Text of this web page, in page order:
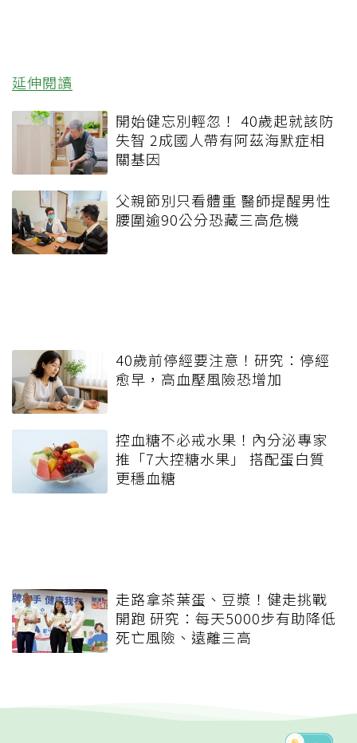
延伸閱讀
開始健忘別輕忽！ 40歲起就該防
失智 2成國人帶有阿茲海默症相
關基因
父親節別只看體重 醫師提醒男性
腰圍逾90公分恐藏三高危機
40歲前停經要注意！研究：停經
愈早，高血壓風險恐增加
控血糖不必戒水果！內分泌專家
推「7大控糖水果」 搭配蛋白質
更穩血糖
走路拿茶葉蛋、豆漿！健走挑戰
開跑 研究：每天5000步有助降低
死亡風險、遠離三高